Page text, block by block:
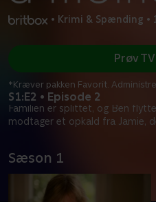
• Krimi & Spænding •
S1:E2 • Episode 2
Familien er splittet, og Ben
modtager et opkald fra Jamie,
Prøv
*Kræver pakken Favorit.
Sæson 1